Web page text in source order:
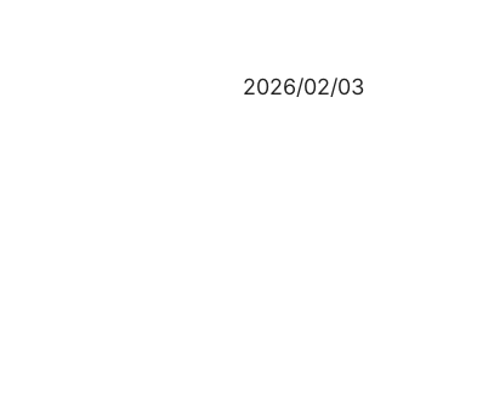
2026/02/03